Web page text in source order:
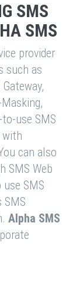
SMS
SMS
provider
such as
use SMS
with
can also
SMS Web
use SMS
SMS
Alpha SMS